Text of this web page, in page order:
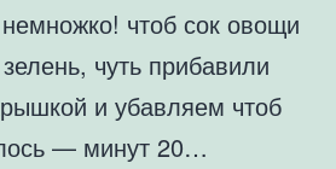
чтоб сок овощи
чуть прибавили
и убавляем чтоб
— минут 20…